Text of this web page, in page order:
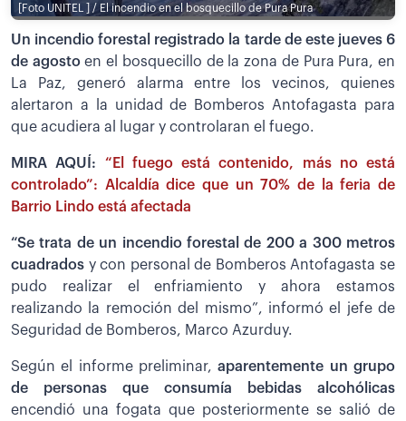
[Foto UNITEL ] / El incendio en el bosquecillo de Pura Pura
Un incendio forestal registrado la tarde de este jueves 6
de agostoen el bosquecillo de la zona de Pura Pura, en
La Paz, generó alarma entre los vecinos, quienes
alertaron a la unidad de Bomberos Antofagasta para
que acudiera al lugar y controlaran el fuego.
MIRA AQUÍ: “El fuego está contenido, más no está
controlado”: Alcaldía dice que un 70% de la feria de
Barrio Lindo está afectada
“Se trata de un incendio forestal de 200 a 300 metros
cuadrados y con personal de Bomberos Antofagasta se
pudo realizar el enfriamiento y ahora estamos
realizando la remoción del mismo”, informó el jefe de
Seguridad de Bomberos, Marco Azurduy.
Según el informe preliminar,aparentemente un grupo
de personas que consumía bebidas alcohólicas
encendió una fogata que posteriormente se salió de